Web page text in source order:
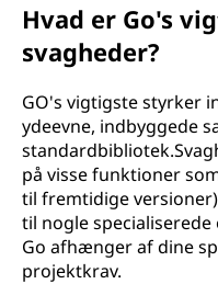
Hvad er Go's
svagheder?
GO's vigtigste styrker
ydeevne, indbyggede
på visse funktioner
til fremtidige
til nogle
Go afhænger af dine
projektkrav.